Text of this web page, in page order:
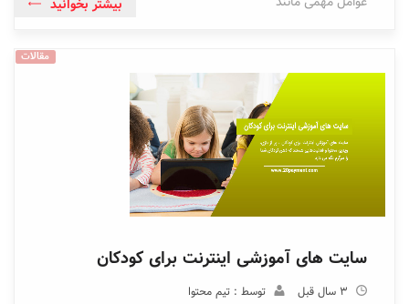
بیشتر بخوانید
مقالات
سایت های آموزشی اینترنت برای کودکان
3 سال قبل توسط : تیم محتوا